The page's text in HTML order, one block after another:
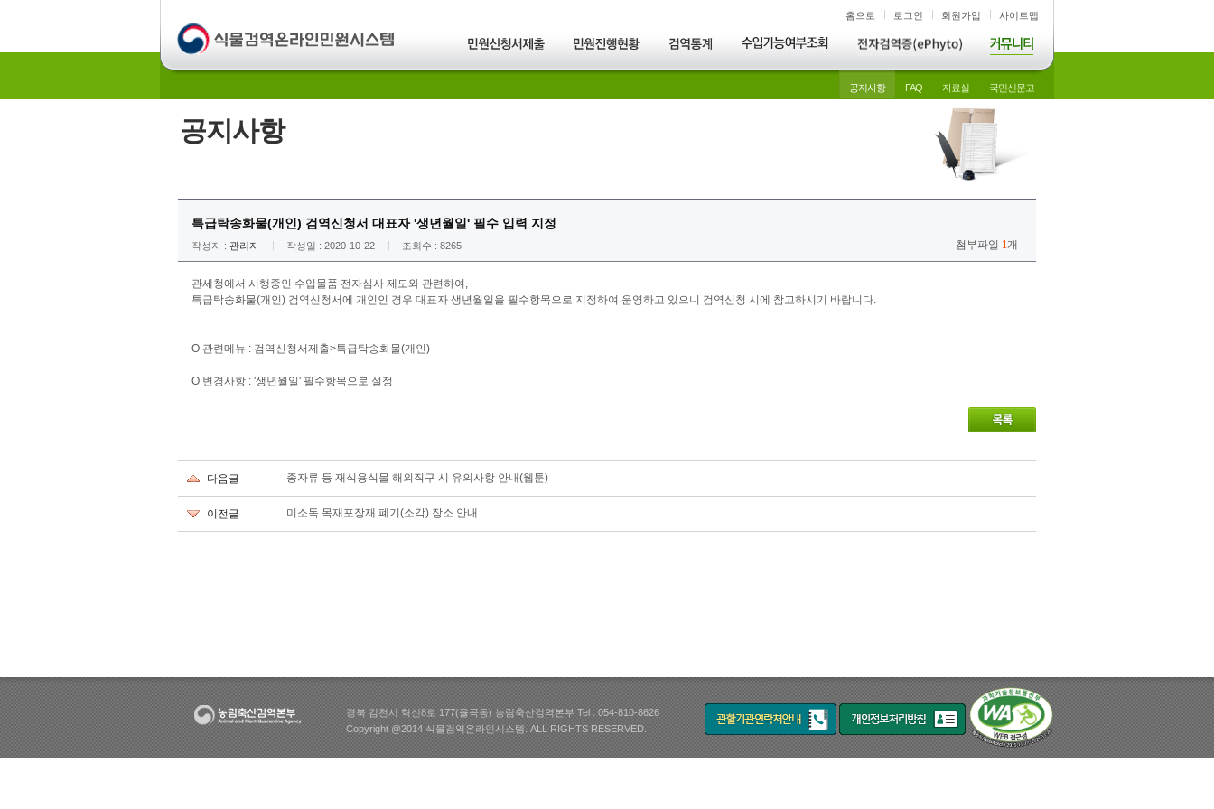
홈으로 로그인 회원가입 사이트맵
공지사항 FAQ 자료실 국민신문고
공지사항
특급탁송화물(개인) 검역신청서 대표자 '생년월일' 필수 입력 지정
작성자 : 관리자 작성일 : 2020-10-22 조회수 : 8265 첨부파일 1개
관세청에서 시행중인 수입물품 전자심사 제도와 관련하여,
특급탁송화물(개인) 검역신청서에 개인인 경우 대표자 생년월일을 필수항목으로 지정하여 운영하고 있으니 검역신청 시에 참고하시기 바랍니다.
O 관련메뉴 : 검역신청서제출>특급탁송화물(개인)
O 변경사항 : '생년월일' 필수항목으로 설정
다음글 종자류 등 재식용식물 해외직구 시 유의사항 안내(웹툰)
이전글 미소독 목재포장재 폐기(소각) 장소 안내
경북 김천시 혁신8로 177(율곡동) 농림축산검역본부 Tel : 054-810-8626
Copyright @2014 식물검역온라인시스템. ALL RIGHTS RESERVED.